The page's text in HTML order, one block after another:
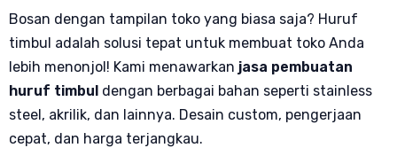
Bosan dengan tampilan toko yang biasa saja? Huruf
timbul adalah solusi tepat untuk membuat toko Anda
lebih menonjol! Kami menawarkan jasa pembuatan
huruf timbul dengan berbagai bahan seperti stainless
steel, akrilik, dan lainnya. Desain custom, pengerjaan
cepat, dan harga terjangkau.